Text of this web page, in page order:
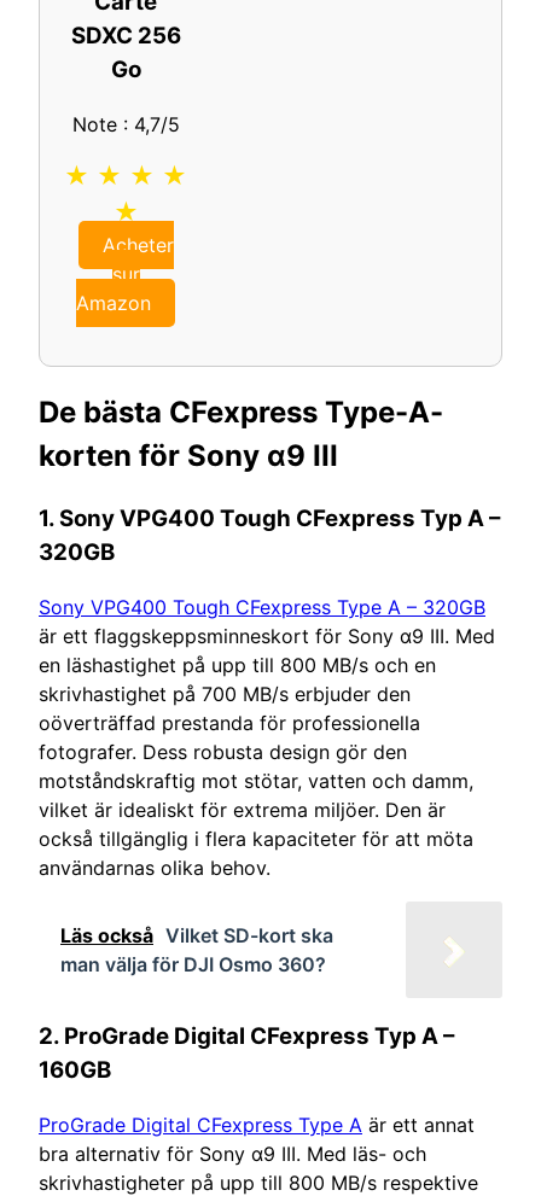
SDXC 256
Go
Note : 4,7/5
★ ★ ★ ★
★
Acheter
sur
Amazon
De bästa CFexpress Type-A-
korten för Sony α9 III
1.Sony VPG400 Tough CFexpress Typ A –
320GB
Sony VPG400 Tough CFexpress Type A – 320GB
är ett flaggskeppsminneskort för Sony α9 III. Med
en läshastighet på upp till 800 MB/s och en
skrivhastighet på 700 MB/s erbjuder den
oöverträffad prestanda för professionella
fotografer. Dess robusta design gör den
motståndskraftig mot stötar, vatten och damm,
vilket är idealiskt för extrema miljöer. Den är
också tillgänglig i flera kapaciteter för att möta
användarnas olika behov.
Läs också Vilket SD-kort ska
man välja för DJI Osmo 360?
2. ProGrade Digital CFexpress Typ A –
160GB
ProGrade Digital CFexpress Type A är ett annat
bra alternativ för Sony α9 III. Med läs- och
skrivhastigheter på upp till 800 MB/s respektive